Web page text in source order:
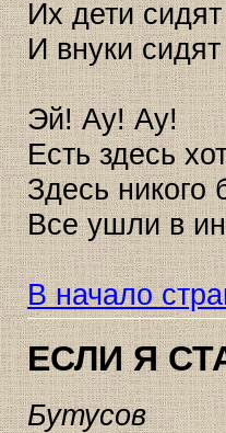
Их дети
И внуки
Эй! Ау! Ау!
Есть здесь
Здесь никого
Все ушли в
В начало
ЕСЛИ Я
Бутусов